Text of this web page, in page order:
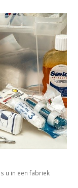
u in een fabriek